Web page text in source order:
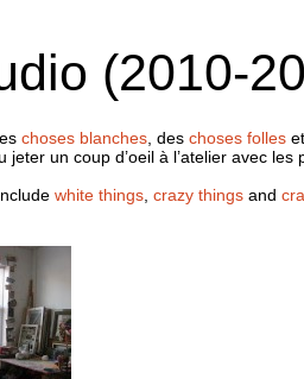
(2010-
choses blanches, des choses folles
un coup d’oeil à l’atelier avec les
white things, crazy thingsand